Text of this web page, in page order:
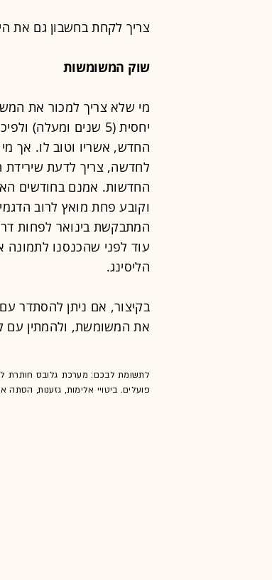
צריך לקחת בחשבון גם את
שוק המשומשות
מי שלא צריך למכור את
יחסית (5 שנים
החדש, אשריו וטוב לו. אך
לחדשה, צריך לדעת
החדשות. אמנם בחודשים
וקובע פחת מואץ לרוב
המתבקשת בינואר לפחות
עוד לפני שהכנסנו לתמונה
הליסינג.
בקיצור, אם ניתן להסתדר
את המשומשת, ולהמתין עם
לתשומת לבכם: מערכת גלובס חותרת
פועלים. ביטויי אלימות, גזענות,